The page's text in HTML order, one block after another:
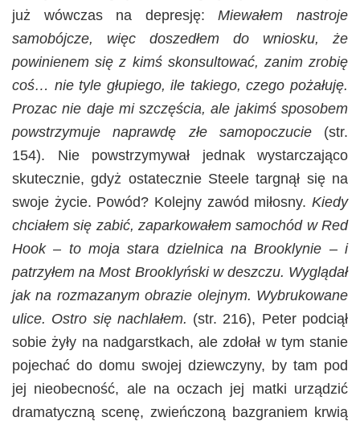
już wówczas na depresję:Miewałem nastroje
samobójcze, więc doszedłem do wniosku, że
powinienem się z kimś skonsultować, zanim zrobię
coś… nie tyle głupiego, ile takiego, czego pożałuję.
Prozac nie daje mi szczęścia, ale jakimś sposobem
powstrzymuje naprawdę złe samopoczucie(str.
154). Nie powstrzymywał jednak wystarczająco
skutecznie, gdyż ostatecznie Steele targnął się na
swoje życie. Powód? Kolejny zawód miłosny. Kiedy
chciałem się zabić, zaparkowałem samochód w Red
Hook – to moja stara dzielnica na Brooklynie – i
patrzyłem na Most Brooklyński w deszczu. Wyglądał
jak na rozmazanym obrazie olejnym. Wybrukowane
ulice. Ostro się nachlałem. (str. 216), Peter podciął
sobie żyły na nadgarstkach, ale zdołał w tym stanie
pojechać do domu swojej dziewczyny, by tam pod
jej nieobecność, ale na oczach jej matki urządzić
dramatyczną scenę, zwieńczoną bazgraniem krwią